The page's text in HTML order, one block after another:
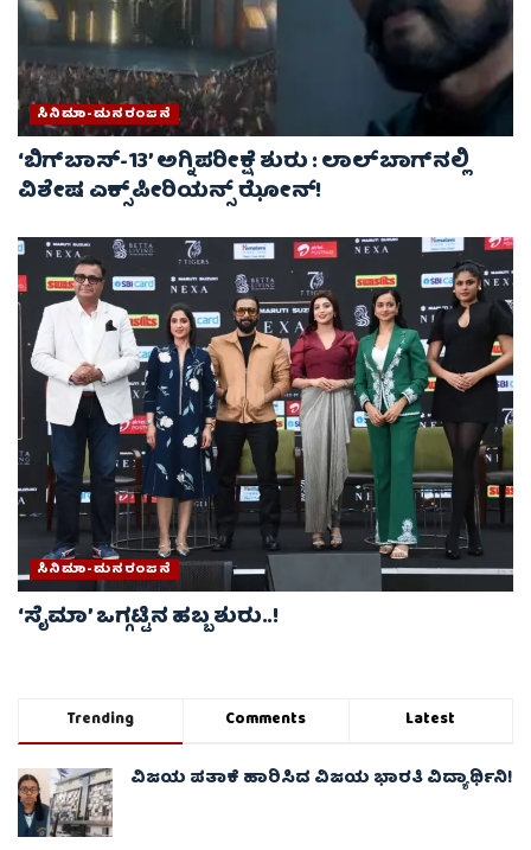
ಸಿನಿಮಾ-ಮನರಂಜನೆ
‘ಬಿಗ್‌ಬಾಸ್-13’ ಅಗ್ನಿಪರೀಕ್ಷೆ ಶುರು : ಲಾಲ್‌ಬಾಗ್‌ನಲ್ಲಿ
ವಿಶೇಷ ಎಕ್ಸ್‌ಪೀರಿಯನ್ಸ್ ಝೋನ್!
ಸಿನಿಮಾ-ಮನರಂಜನೆ
‘ಸೈಮಾ’ ಒಗ್ಗಟ್ಟಿನ ಹಬ್ಬ ಶುರು..!
Trending Comments Latest
ವಿಜಯ ಪತಾಕೆ ಹಾರಿಸಿದ ವಿಜಯ ಭಾರತಿ ವಿದ್ಯಾರ್ಥಿನಿ!